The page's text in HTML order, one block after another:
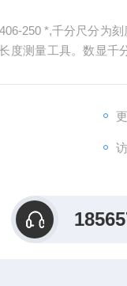
250 *,千分尺分为
度测量工具。数显